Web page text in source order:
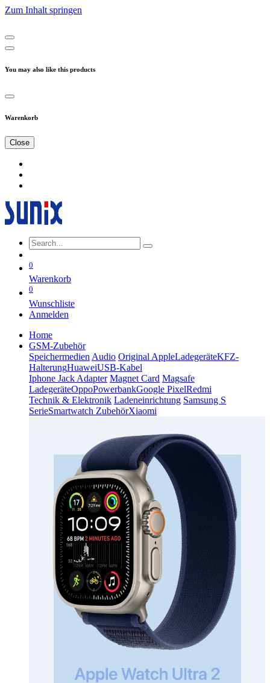
Zum Inhalt springen
You may also like this products
Warenkorb
Close
0
Warenkorb
0
Wunschliste
Anmelden
Home
GSM-Zubehör
Speichermedien Audio Original AppleLadegeräteKFZ-
HalterungHuaweiUSB-Kabel
Iphone Jack Adapter Magnet Card Magsafe
LadegeräteOppoPowerbankGoogle PixelRedmi
Technik & Elektronik Ladeneinrichtung Samsung S
SerieSmartwatch ZubehörXiaomi